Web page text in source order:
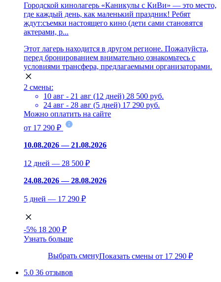
Городской кинолагерь «Каникулы с КиВи» — это место,
где каждый день, как маленький праздник! Ребят
ждут:съемки настоящего кино (дети сами становятся
актерами, р...
Этот лагерь находится в другом регионе. Пожалуйста,
перед бронированием внимательно ознакомьтесь с
условиями трансфера, предлагаемыми организаторами.
2 смены:
10 авг - 21 авг (12 дней) 28 500 руб.
24 авг - 28 авг (5 дней) 17 290 руб.
Можно оплатить на сайте
от 17 290 ₽
10.08.2026 — 21.08.2026
12 дней — 28 500 ₽
24.08.2026 — 28.08.2026
5 дней — 17 290 ₽
-5% 18 200 ₽
Узнать больше
Выбрать сменуПоказать смены от 17 290 ₽
5.0 36 отзывов